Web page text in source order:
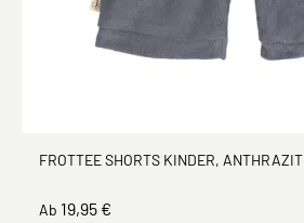
FROTTEE SHORTS KINDER, ANTHRAZIT
Ab 19,95 €